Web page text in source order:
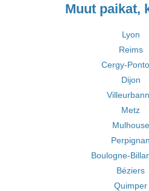
Muut paikat,
Lyon
Reims
Cergy-
Dijon
Metz
Mulhouse
Perpignan
Boulogne-
Béziers
Quimper